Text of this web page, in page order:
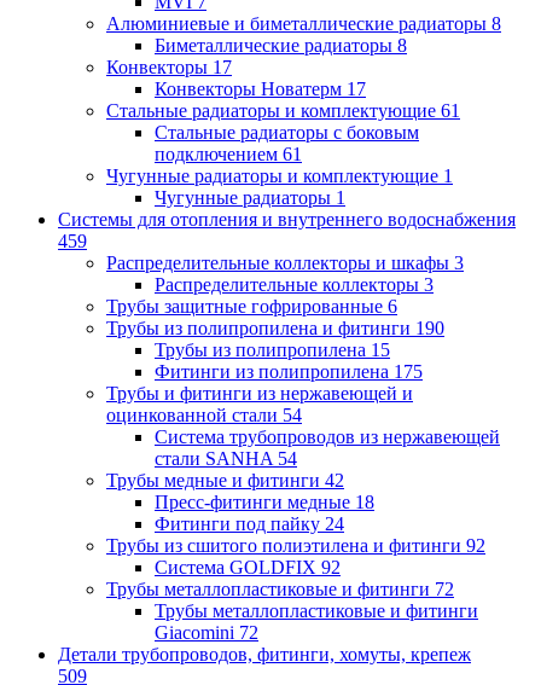
Алюминиевые и биметаллические радиаторы 8
Биметаллические радиаторы 8
Конвекторы 17
Конвекторы Новатерм 17
Стальные радиаторы и комплектующие 61
Стальные радиаторы с боковым
подключением 61
Чугунные радиаторы и комплектующие 1
Чугунные радиаторы 1
Системы для отопления и внутреннего водоснабжения
459
Распределительные коллекторы и шкафы 3
Распределительные коллекторы 3
Трубы защитные гофрированные 6
Трубы из полипропилена и фитинги 190
Трубы из полипропилена 15
Фитинги из полипропилена 175
Трубы и фитинги из нержавеющей и
оцинкованной стали 54
Система трубопроводов из нержавеющей
стали SANHA 54
Трубы медные и фитинги 42
Пресс-фитинги медные 18
Фитинги под пайку 24
Трубы из сшитого полиэтилена и фитинги 92
Система GOLDFIX 92
Трубы металлопластиковые и фитинги 72
Трубы металлопластиковые и фитинги
Giacomini 72
Детали трубопроводов, фитинги, хомуты, крепеж
509